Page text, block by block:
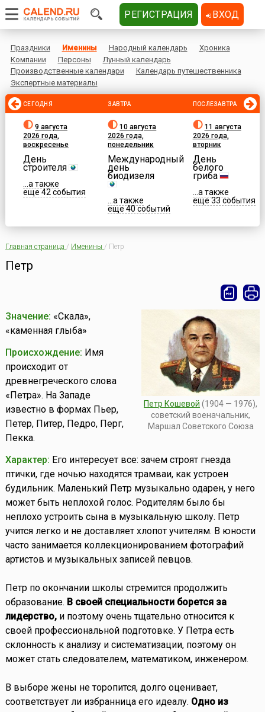
Праздники Именины Народный календарь
Хроника
Компании
Персоны
Лунный календарь
Производственные календари
Календарь путешественника
Экспертные материалы
СЕГОДНЯ
9 августа
2026 года,
воскресенье
День
строителя
...а также
еще 42 события
ЗАВТРА
10 августа
2026 года,
понедельник
Международный
день
биодизеля
...а также
еще 40 событий
ПОСЛЕЗАВТРА
11 августа
2026 года,
вторник
День
белого
гриба
...а также
еще 33 события
Главная страница / Именины / Петр
Петр
Петр Кошевой (1904 — 1976),
советский военачальник,
Маршал Советского Союза
Значение: «Скала»,
«каменная глыба»
Происхождение: Имя
происходит от
древнегреческого слова
«Петра». На Западе
известно в формах Пьер,
Петер, Питер, Педро, Перг,
Пекка.
Характер: Его интересует все: зачем строят гнезда
птички, где ночью находятся трамваи, как устроен
будильник. Маленький Петр музыкально одарен, у него
может быть неплохой голос. Родителям было бы
неплохо устроить сына в музыкальную школу. Петр
учится легко и не доставляет хлопот учителям. В юности
часто занимается коллекционированием фотографий
артистов и музыкальных записей певцов.
Петр по окончании школы стремится продолжить
образование. В своей специальности борется за
лидерство,и поэтому очень тщательно относится к
своей профессиональной подготовке. У Петра есть
склонность к анализу и систематизации, поэтому он
может стать следователем, математиком, инженером.
В выборе жены не торопится, долго оценивает,
соответствует ли избранница его идеалу. Одно из
РЕГИСТРАЦИЯ ВХОД